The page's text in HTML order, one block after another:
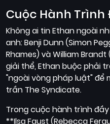
Cuộc Hành Trình
Không ai tin Ethan ngoài
anh: Benji Dunn (Simon
Rhames) và William Brandt
giải thể, Ethan buộc phải
"ngoài vòng pháp luật" để
trần The Syndicate.
Trong cuộc hành trình
**Ilsa Faust (Rebecca